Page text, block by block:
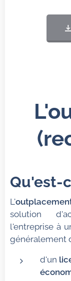
Qu'est-
L'
solution
l'entreprise à
généralement
d'un